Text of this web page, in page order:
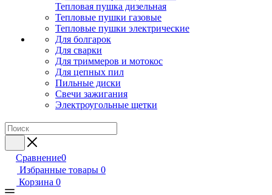
Тепловая пушка дизельная
Тепловые пушки газовые
Тепловые пушки электрические
Для болгарок
Для сварки
Для триммеров и мотокос
Для цепных пил
Пильные диски
Свечи зажигания
Электроугольные щетки
Сравнение0
Избранные товары 0
Корзина 0